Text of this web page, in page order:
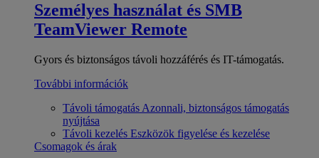
Személyes használat és SMB
TeamViewer Remote
Gyors és biztonságos távoli hozzáférés és IT-támogatás.
További információk
Távoli támogatás Azonnali, biztonságos támogatás
nyújtása
Távoli kezelés Eszközök figyelése és kezelése
Csomagok és árak